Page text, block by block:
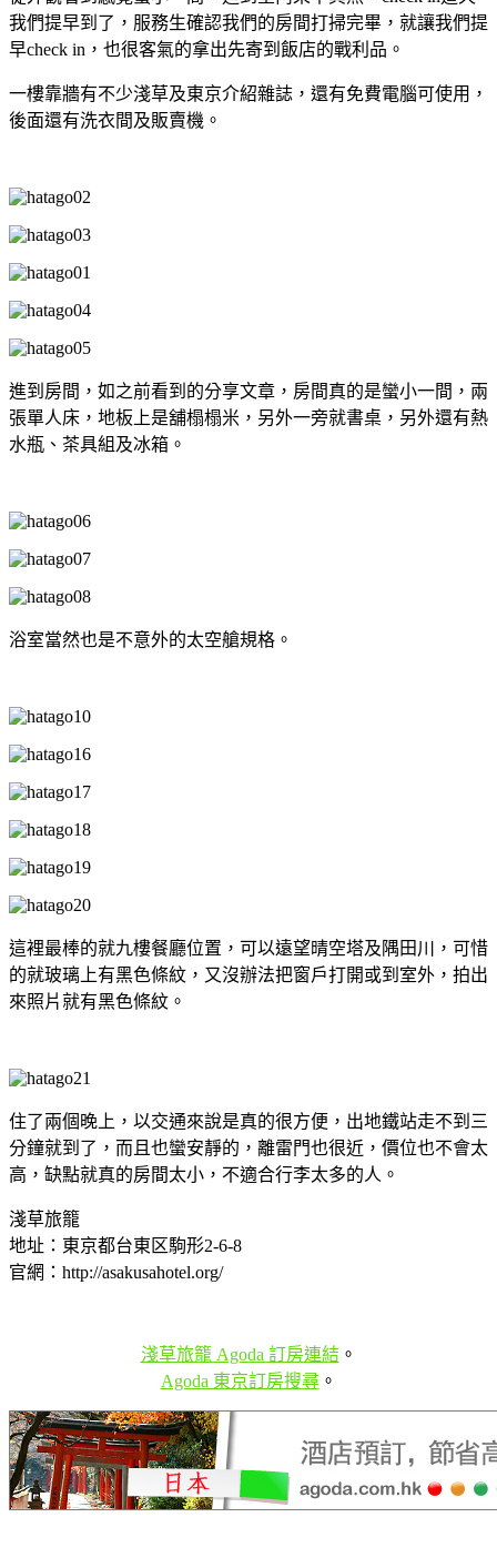
我們提早到了，服務生確認我們的房間打掃完畢，就讓我們提
早check in，也很客氣的拿出先寄到飯店的戰利品。
一樓靠牆有不少淺草及東京介紹雜誌，還有免費電腦可使用，
後面還有洗衣間及販賣機。
進到房間，如之前看到的分享文章，房間真的是蠻小一間，兩
張單人床，地板上是舖榻榻米，另外一旁就書桌，另外還有熱
水瓶、茶具組及冰箱。
浴室當然也是不意外的太空艙規格。
這裡最棒的就九樓餐廳位置，可以遠望晴空塔及隅田川，可惜
的就玻璃上有黑色條紋，又沒辦法把窗戶打開或到室外，拍出
來照片就有黑色條紋。
住了兩個晚上，以交通來說是真的很方便，出地鐵站走不到三
分鐘就到了，而且也蠻安靜的，離雷門也很近，價位也不會太
高，缺點就真的房間太小，不適合行李太多的人。
淺草旅籠
地址：東京都台東区駒形2-6-8
官網：http://asakusahotel.org/
淺草旅籠 Agoda 訂房連結。
Agoda 東京訂房搜尋。